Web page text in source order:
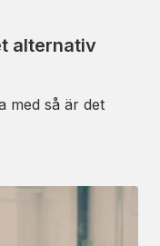
alternativ
med så är det